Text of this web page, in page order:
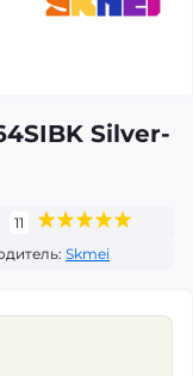
Silver-
11
Skmei